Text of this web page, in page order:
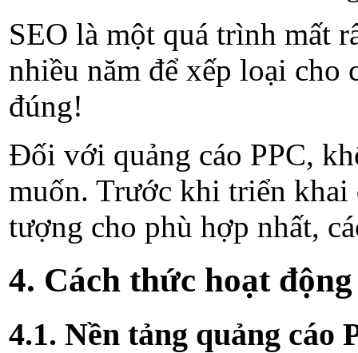
SEO là một quá trình mất
nhiều năm để xếp loại cho
đúng!
Đối với quảng cáo PPC,
muốn. Trước khi triển khai
tượng cho phù hợp nhất,
4. Cách thức hoạt
4.1. Nền tảng quảng cáo